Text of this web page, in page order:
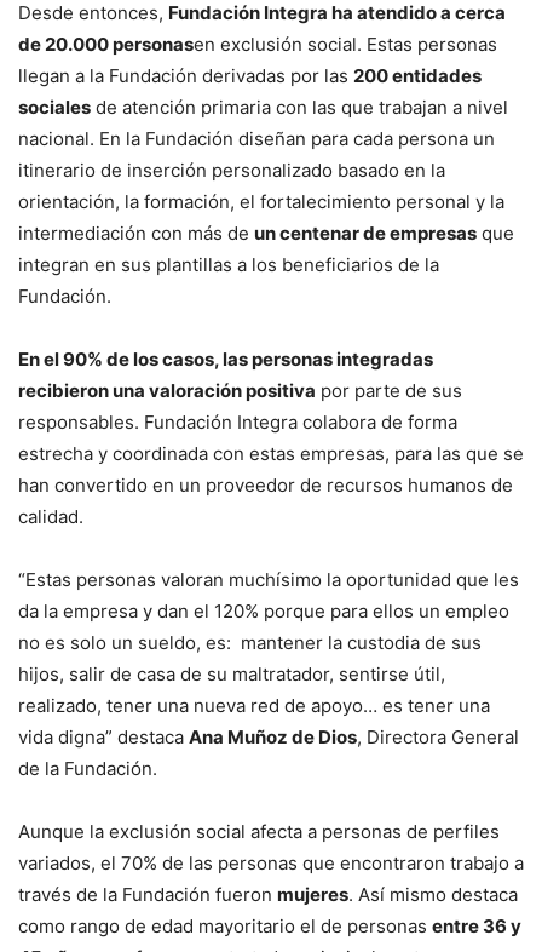
Desde entonces, Fundación Integra ha atendido a cerca
de 20.000 personasen exclusión social. Estas personas
llegan a la Fundación derivadas por las 200 entidades
sociales de atención primaria con las que trabajan a nivel
nacional. En la Fundación diseñan para cada persona un
itinerario de inserción personalizado basado en la
orientación, la formación, el fortalecimiento personal y la
intermediación con más de un centenar de empresas que
integran en sus plantillas a los beneficiarios de la
Fundación.
En el 90% de los casos, las personas integradas
recibieron una valoración positiva por parte de sus
responsables. Fundación Integra colabora de forma
estrecha y coordinada con estas empresas, para las que se
han convertido en un proveedor de recursos humanos de
calidad.
“Estas personas valoran muchísimo la oportunidad que les
da la empresa y dan el 120% porque para ellos un empleo
no es solo un sueldo, es: mantener la custodia de sus
hijos, salir de casa de su maltratador, sentirse útil,
realizado, tener una nueva red de apoyo… es tener una
vida digna” destaca Ana Muñoz de Dios, Directora General
de la Fundación.
Aunque la exclusión social afecta a personas de perfiles
variados, el 70% de las personas que encontraron trabajo a
través de la Fundación fueron mujeres. Así mismo destaca
como rango de edad mayoritario el de personas entre 36 y